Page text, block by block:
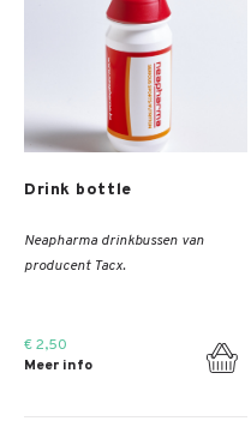
Drink bottle
Neapharma drinkbussen van
producent Tacx.
€ 2,50
Meer info